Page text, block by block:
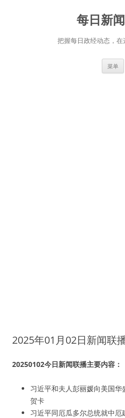
每日新
把握每日政经动态，在
菜单
2025年01月02日新闻联
20250102今日新闻联播主要内容：
习近平和夫人彭丽媛向美国
贺卡
习近平同厄瓜多尔总统就中